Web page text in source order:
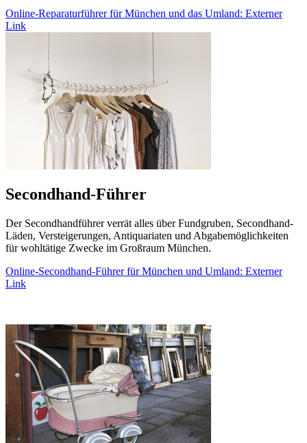
Online-Reparaturführer für München und das Umland: Externer
Link
Secondhand-Führer
Der Secondhandführer verrät alles über Fundgruben, Secondhand-
Läden, Versteigerungen, Antiquariaten und Abgabemöglichkeiten
für wohltätige Zwecke im Großraum München.
Online-Secondhand-Führer für München und Umland: Externer
Link